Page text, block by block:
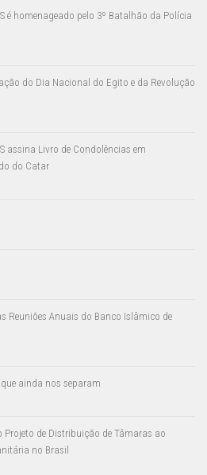
é homenageado pelo 3º Batalhão da Polícia
do Dia Nacional do Egito e da Revolução
assina Livro de Condolências em
do Catar
Reuniões Anuais do Banco Islâmico de
ainda nos separam
Projeto de Distribuição de Tâmaras ao
no Brasil